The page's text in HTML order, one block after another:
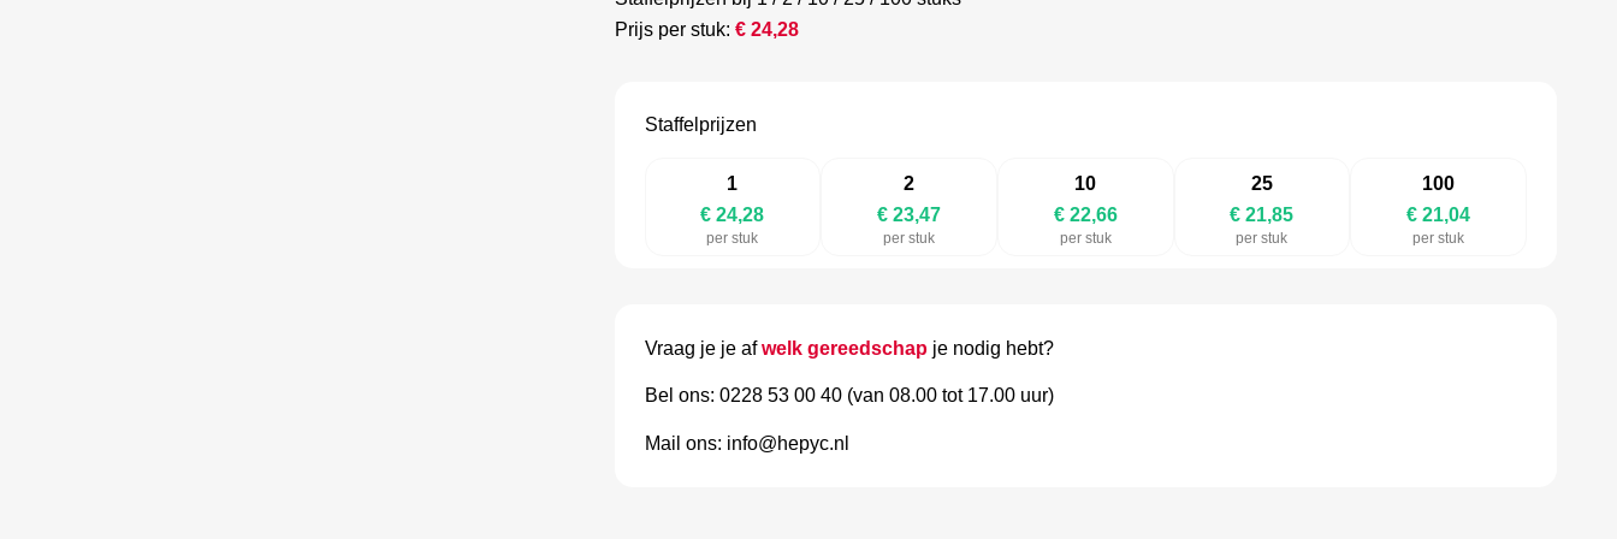
Prijs per stuk: € 24,28
Staffelprijzen
1
€ 24,28
per stuk
2
€ 23,47
per stuk
10
€ 22,66
per stuk
25
€ 21,85
per stuk
100
€ 21,04
per stuk
Vraag je je afwelk gereedschapje nodig hebt?
Bel ons: 0228 53 00 40 (van 08.00 tot 17.00 uur)
Mail ons: info@hepyc.nl